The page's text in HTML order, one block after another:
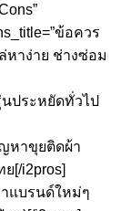
ข้อควร
หาง่าย ช่างซ่อม
ประหยัดทั่วไป
หาขุยติดผ้า
[/i2pros]
าแบรนด์ใหม่ๆ